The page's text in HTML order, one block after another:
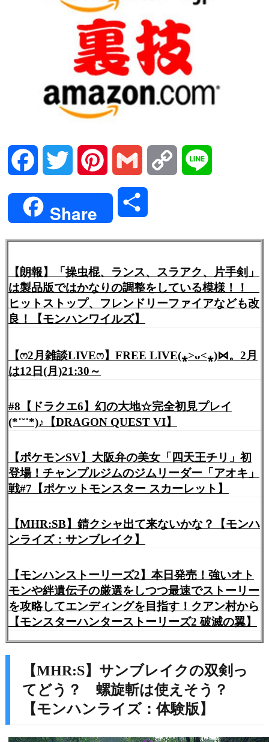
Facebook Twitter Pinterest Gmail Copy
Share
【朗報】「操虫棍、ランス、スラアク、片手剣」
は製品版ではかなりの調整をしている模様！！
ヒットストップ、フレンドリーファイアなども改
良！【モンハンワイルズ】
【ෆ2月雑談LIVEෆ】FREE LIVE(⁎˃ᴗ˂⁎)⋈。2月
は12日(月)21:30～
#8【ドラクエ6】幻の大地☆完全初見プレイ
(*˙˘˙*)♪【DRAGON QUEST VI】
【ポケモンSV】大阪弁の美女「四天王チリ」初
登場！チャンプルジムのジムリーダー「アオキ」
戦#7【ポケットモンスター スカーレット】
【MHR:SB】錆クシャ出て来ないかな？【モンハ
ンライズ：サンブレイク】
【モンハンストーリーズ2】本日発売！強いオト
モンや絆遺伝子の厳選をしつつ最速でストーリー
を攻略してエンディングを目指す！クアン村から
【モンスターハンターストーリーズ2 破滅の翼】
【MHR:S】サンブレイクの双剣っ
てどう？ 螺旋斬は使えそう？
【モンハンライズ：体験版】